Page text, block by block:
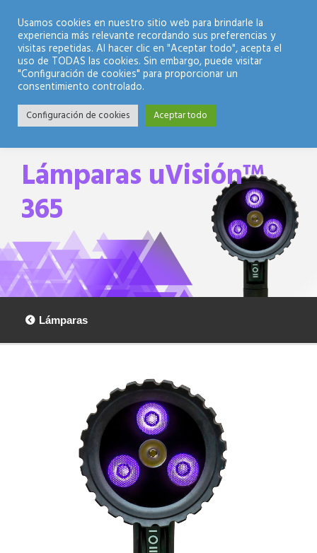
Modo Nocturno
Lámparas uVisión™
365
Lámparas
Usamos cookies en nuestro sitio web para brindarle la
experiencia más relevante recordando sus preferencias y
visitas repetidas. Al hacer clic en "Aceptar todo", acepta el
uso de TODAS las cookies. Sin embargo, puede visitar
"Configuración de cookies" para proporcionar un
consentimiento controlado.
Configuración de cookies Aceptar todo